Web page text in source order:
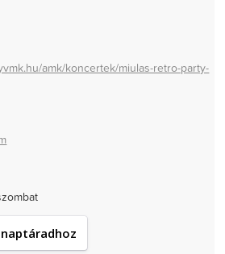
amk/koncertek/miulas-retro-party-